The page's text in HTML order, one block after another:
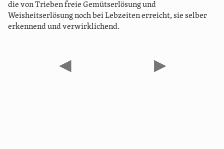
die von Trieben freie Gemütserlösung und
Weisheitserlösung noch bei Lebzeiten erreicht, sie selber
erkennend und verwirklichend.
◀ ▶